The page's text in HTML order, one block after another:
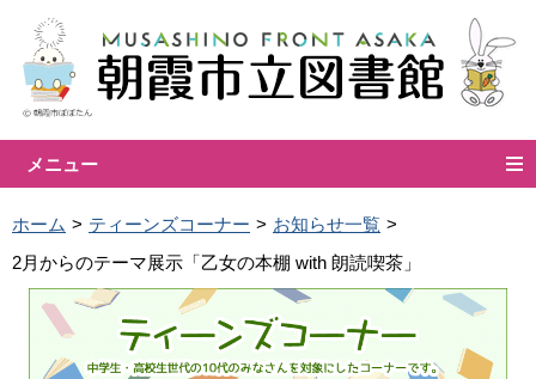
メニュー
ホーム ティーンズコーナー
お知らせ一覧
2月からのテーマ展示「乙女の本棚 with 朗読喫茶」